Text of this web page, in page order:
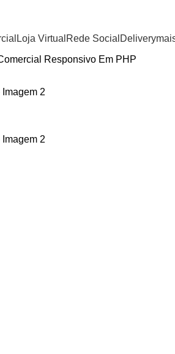
Loja Virtual Rede Social Delivery
Responsivo Em PHP